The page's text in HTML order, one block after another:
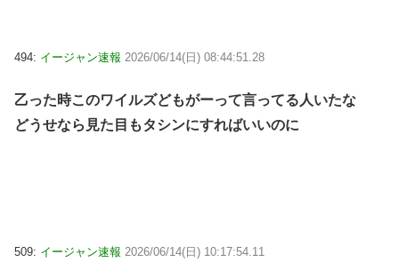
494: イージャン速報 2026/06/14(日) 08:44:51.28
乙った時このワイルズどもがーって言ってる人いたな
どうせなら見た目もタシンにすればいいのに
509: イージャン速報 2026/06/14(日) 10:17:54.11